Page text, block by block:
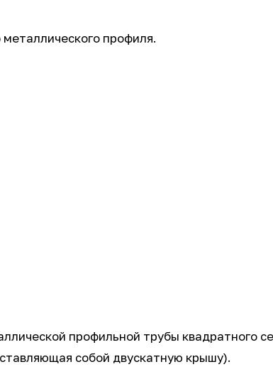
профиля.
профильной трубы квадратного
собой двускатную крышу).